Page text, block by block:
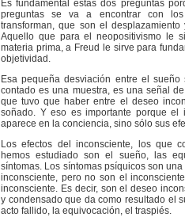
Es fundamental estas dos preguntas
preguntas se va a encontrar con los
transforman, que son el
Aquello que para el neopositivismo le
materia prima, a Freud le sirve para
objetividad.
Esa pequeña desviación entre el
contado es una muestra, es una señal
que tuvo que haber entre el deseo
soñado. Y eso es importante porque el
aparece en la conciencia, sino sólo sus
Los efectos del inconsciente, los que
hemos estudiado son el sueño, las
síntomas. Los síntomas psíquicos son
inconsciente, pero no son el
inconsciente. Es decir, son el deseo
y condensado que da como resultado el
acto fallido, la equivocación, el traspiés.